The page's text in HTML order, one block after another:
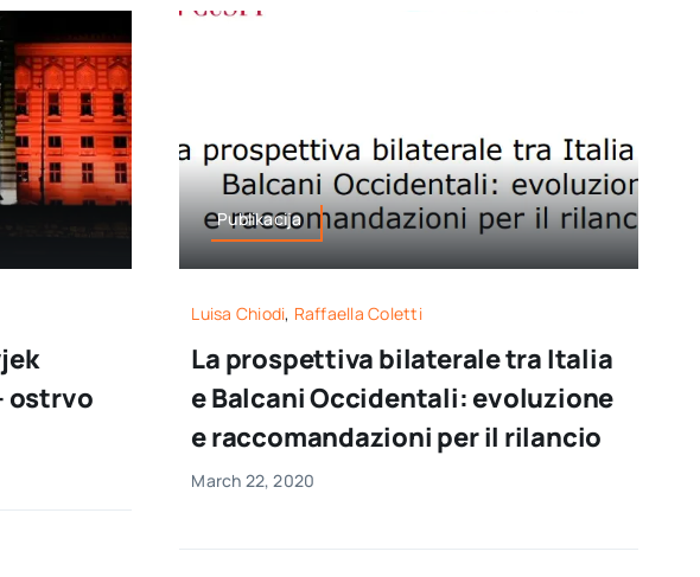
ostrvo
Publikacija
Luisa Chiodi, Raffaella Coletti
La prospettiva bilaterale tra Italia
e Balcani Occidentali: evoluzione
e raccomandazioni per il rilancio
March 22, 2020